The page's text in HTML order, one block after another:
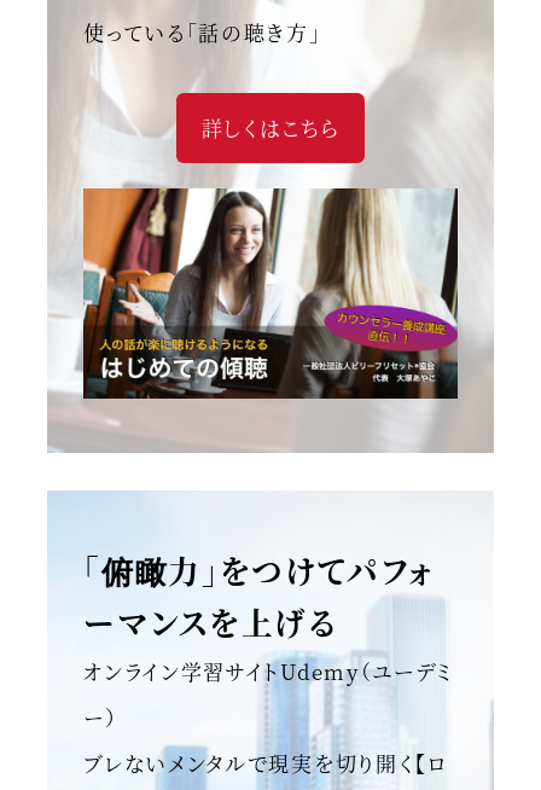
使っている「話の聴き方」
詳しくはこちら
「俯瞰力」をつけてパフォ
ーマンスを上げる
オンライン学習サイトUdemy（ユーデミ
ー）
ブレないメンタルで現実を切り開く【ロ